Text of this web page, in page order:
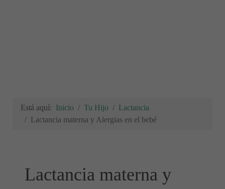
Está aquí: Inicio Tu Hijo
Lactancia
Lactancia materna y Alergias en el bebé
Lactancia materna y